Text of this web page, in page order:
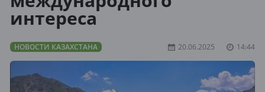
интереса
НОВОСТИ КАЗАХСТАНА 20.06.2025 14:44